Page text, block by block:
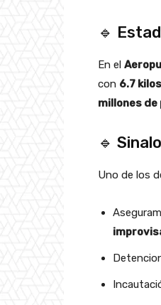
🔹
En el
con 6.7
millones de
🔹
Uno de los